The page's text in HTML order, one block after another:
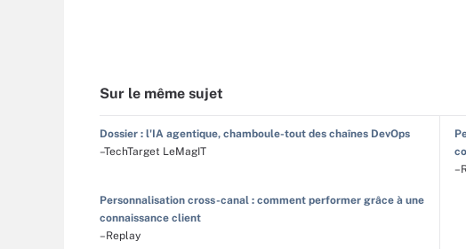
Sur le même sujet
Dossier : l'IA agentique, chamboule-tout des chaînes DevOps
–TechTarget LeMagIT
Personnalisation cross-canal : comment performer grâce à une
connaissance client
–Replay